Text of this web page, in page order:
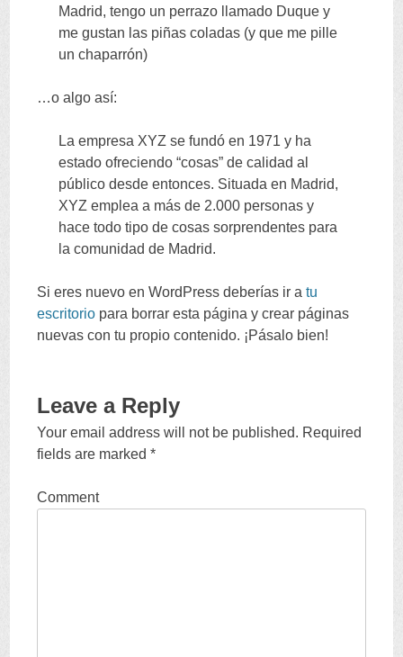
Madrid,tengo un perrazo llamado Duque y
me gustan las piñas coladas (y que me pille
un chaparrón)
…o algo así:
La empresa XYZ se fundó en 1971y ha
estado ofreciendo “cosas”de calidad al
público desde entonces. Situada en Madrid,
XYZ emplea a más de 2.000 personas y
hace todo tipo de cosas sorprendentes para
la comunidad de Madrid.
Si eres nuevo en WordPress deberías ir a tu
escritorio para borrar esta página y crear páginas
nuevas con tu propio contenido. ¡Pásalo bien!
Leave a Reply
Your email address will not be published. Required
fields are marked *
Comment